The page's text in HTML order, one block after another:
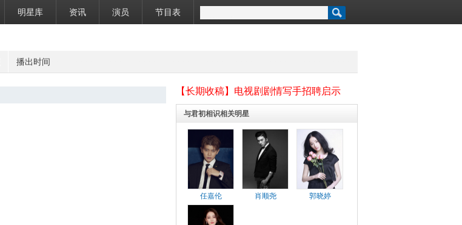
明星库 资讯 演员 节目表
播出时间
【长期收稿】电视剧剧情写手招聘启示
与君初相识相关明星
任嘉伦 肖顺尧 郭晓婷